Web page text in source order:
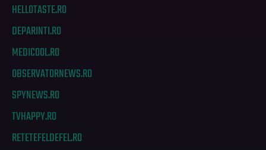
HELLOTASTE.RO
DEPARINTI.RO
MEDICOOL.RO
OBSERVATORNEWS.RO
SPYNEWS.RO
TVHAPPY.RO
RETETEFELDEFEL.RO